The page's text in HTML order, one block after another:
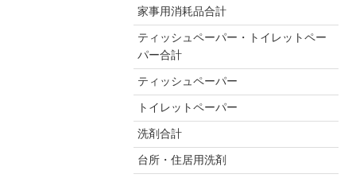
家事用消耗品合計
ティッシュペーパー・トイレットペー
パー合計
ティッシュペーパー
トイレットペーパー
洗剤合計
台所・住居用洗剤